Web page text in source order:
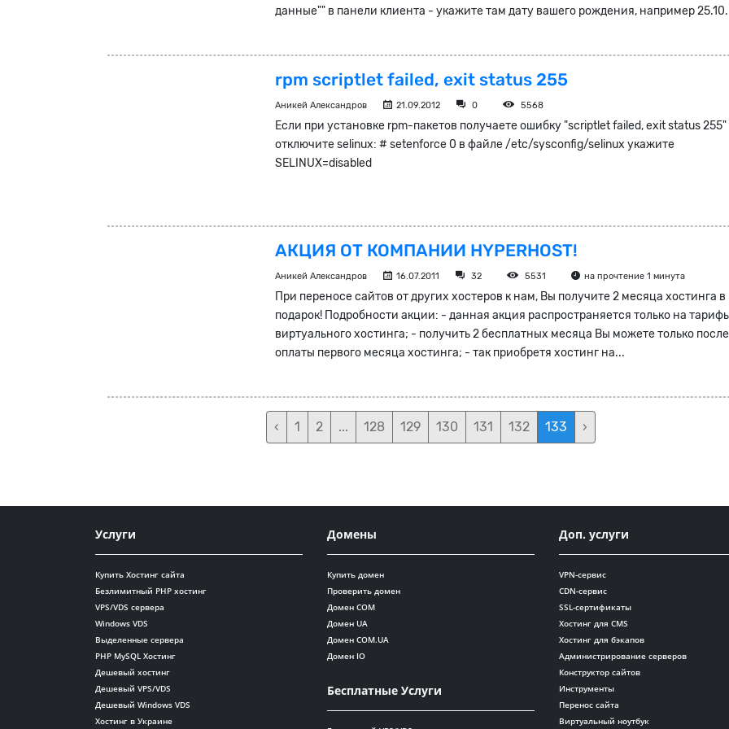
данные"" в панели клиента - укажите там дату вашего рождения, например
rpm scriptlet failed, exit status 255
Аникей Александров 21.09.2012 0 5568
Если при установке rpm-пакетов получаете ошибку "scriptlet failed, exit status 255"
отключите selinux: # setenforce 0 в файле /etc/sysconfig/selinux укажите
SELINUX=disabled
АКЦИЯ ОТ КОМПАНИИ HYPERHOST!
Аникей Александров 16.07.2011 32 5531 на прочтение 1 минута
При переносе сайтов от других хостеров к нам, Вы получите 2 месяца хостинга в
подарок! Подробности акции: - данная акция распространяется только на
виртуального хостинга; - получить 2 бесплатных месяца Вы можете только после
оплаты первого месяца хостинга; - так приобретя хостинг на...
‹ 1 2 ... 128 129 130 131 132 133 ›
Услуги
Купить Хостинг сайта
Безлимитный PHP хостинг
VPS/VDS сервера
Windows VDS
Выделенные сервера
PHP MySQL Хостинг
Дешевый хостинг
Дешевый VPS/VDS
Дешевый Windows VDS
Хостинг в Украине
Домены
Купить домен
Проверить домен
Домен COM
Домен UA
Домен COM.UA
Домен IO
Бесплатные Услуги
Доп. услуги
VPN-сервис
CDN-сервис
SSL-сертификаты
Хостинг для CMS
Хостинг для бэкапов
Администрирование серверов
Конструктор сайтов
Инструменты
Перенос сайта
Виртуальный ноутбук